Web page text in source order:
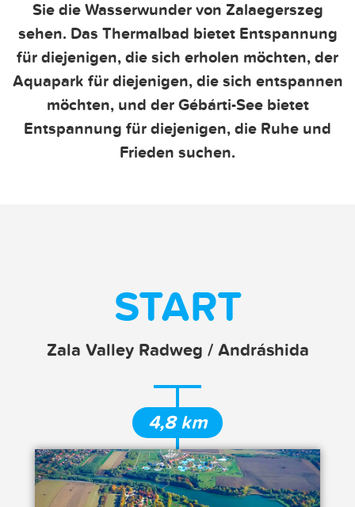
Sie die Wasserwunder von Zalaegerszeg
sehen. Das Thermalbad bietet Entspannung
für diejenigen, die sich erholen möchten, der
Aquapark für diejenigen, die sich entspannen
möchten, und der Gébárti-See bietet
Entspannung für diejenigen, die Ruhe und
Frieden suchen.
START
Zala Valley Radweg / Andráshida
4,8 km